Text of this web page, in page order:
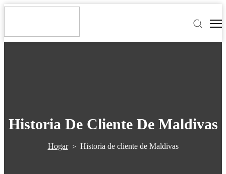
Historia De Cliente De Maldivas
Hogar> Historia de cliente de Maldivas